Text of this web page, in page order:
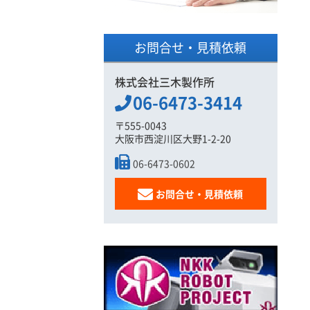
お問合せ・見積依頼
株式会社三木製作所
06-6473-3414
〒555-0043
大阪市西淀川区大野1-2-20
06-6473-0602
お問合せ・見積依頼